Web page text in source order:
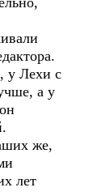
у Лехи с
а у
же,
лет